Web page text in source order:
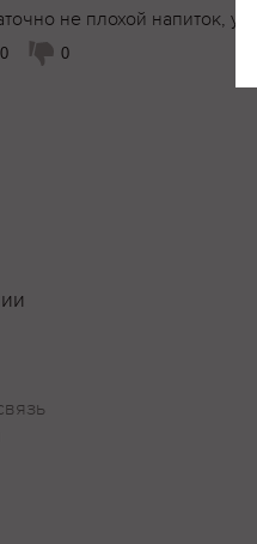
не плохой напиток,
0 0